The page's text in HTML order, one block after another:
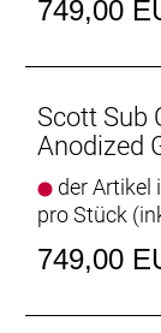
Sattel:
SnapIt 2.0
Ständer:
Rücklicht:
Empfehlung
Empfehlung
749,00
Scott Sub
Anodized
der Artikel
pro Stück
749,00